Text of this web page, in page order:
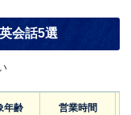
会話5選
年齢 営業時間